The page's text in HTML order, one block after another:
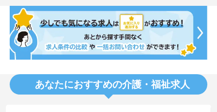
あなたにおすすめの介護・福祉求人